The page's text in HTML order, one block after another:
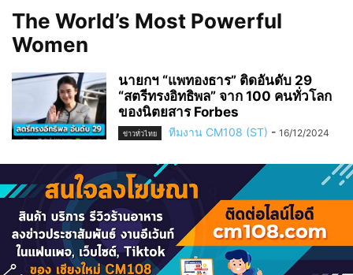
The World’s Most Powerful
Women
นายกฯ “แพทองธาร” ติดอันดับ 29
“สตรีทรงอิทธิพล” จาก 100 คนทั่วโลก
ของนิตยสาร Forbes
ข่าวทั่วไทย ทีมงาน CM108 (ST) - 16/12/2024